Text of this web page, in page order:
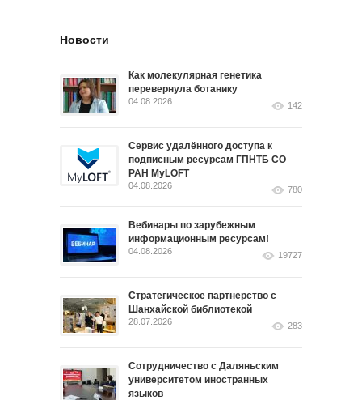
Новости
Как молекулярная генетика
перевернула ботанику
04.08.2026 142
Сервис удалённого доступа к
подписным ресурсам ГПНТБ СО
РАН MyLOFT
04.08.2026 780
Вебинары по зарубежным
информационным ресурсам!
04.08.2026 19727
Стратегическое партнерство с
Шанхайской библиотекой
28.07.2026 283
Сотрудничество с Даляньским
университетом иностранных
языков